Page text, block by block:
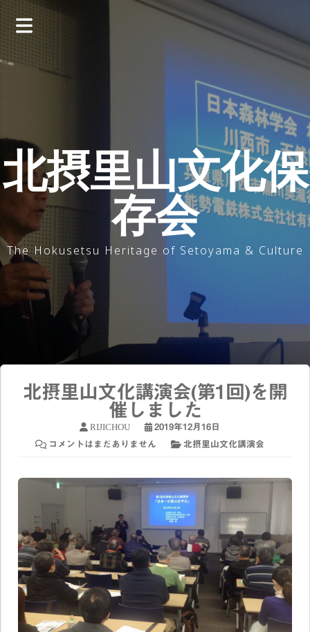
ン
ン
ッ
プ
北摂里山文化保
存会
The Hokusetsu Heritage of Setoyama & Culture
北摂里山文化講演会(第1回)を開
催しました
RIJICHOU
2019年12月16日
コメントはまだありません
北摂里山文化講演会